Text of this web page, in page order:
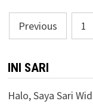
Posts
pagination
Previous 1
INI SARI
Halo, Saya Sari